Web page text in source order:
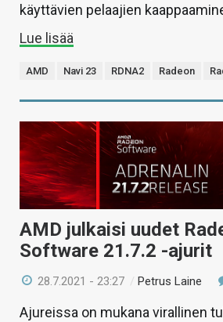
käyttävien pelaajien
Lue lisää
AMD Navi 23 RDNA2 Radeon
AMD julkaisi uudet
Software 21.7.2 -ajurit
28.7.2021 - 23:27 /Petrus Laine
Ajureissa on mukana virallinen